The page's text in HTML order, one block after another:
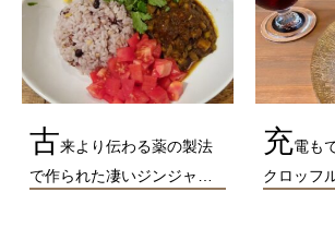
古来より伝わる薬の製法
で作られた凄いジンジャ…
充電も
クロッフ